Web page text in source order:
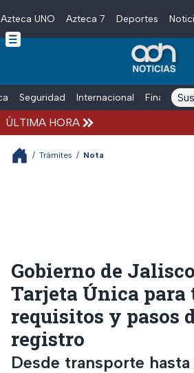
Skip to main content
Azteca UNO Azteca 7 Deportes
Seguridad Internacional Finanzas
ÚLTIMA HORA
/ Trámites / Nota
Gobierno de
Tarjeta Única para
requisitos y pasos
registro
Desde transporte hasta